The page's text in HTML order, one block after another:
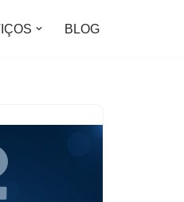
BLOG